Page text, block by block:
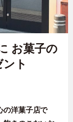
お菓子の
ト
の洋菓子店で